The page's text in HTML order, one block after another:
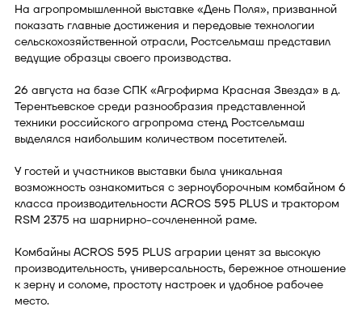
На агропромышленной выставке «День Поля», призванной
показать главные достижения и передовые технологии
сельскохозяйственной отрасли, Ростсельмаш представил
ведущие образцы своего производства.
26 августа на базе СПК «Агрофирма Красная Звезда» в д.
Терентьевское среди разнообразия представленной
техники российского агропрома стенд Ростсельмаш
выделялся наибольшим количеством посетителей.
У гостей и участников выставки была уникальная
возможность ознакомиться с зерноуборочным комбайном 6
класса производительности ACROS 595 PLUS и трактором
RSM 2375 на шарнирно-сочлененной раме.
Комбайны ACROS 595 PLUS аграрии ценят за высокую
производительность, универсальность, бережное отношение
к зерну и соломе, простоту настроек и удобное рабочее
место.